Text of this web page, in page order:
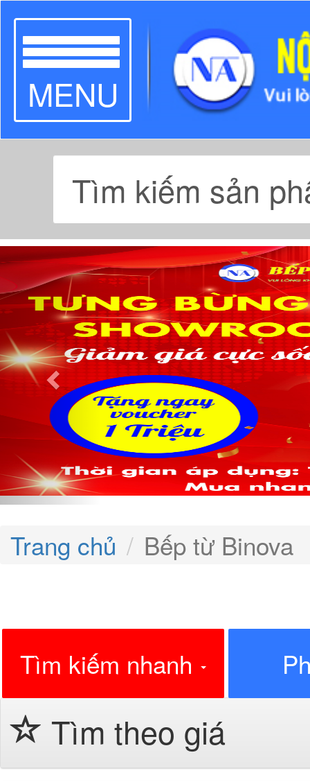
TOGGLE
NAVIGATION
MENU
Previous
Trang chủ Bếp từ Binova
Tìm kiếm nhanh
Tìm theo giá